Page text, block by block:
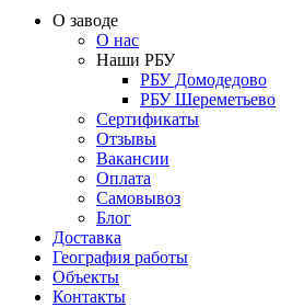
О заводе
О нас
Наши РБУ
РБУ Домодедово
РБУ Шереметьево
Сертификаты
Отзывы
Вакансии
Оплата
Самовывоз
Блог
Доставка
География работы
Объекты
Контакты